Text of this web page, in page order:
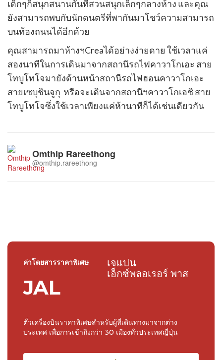
เด็กๆก็สนุกสนานกันที่สวนสนุกเล็กๆกลางห้าง และคุณ
ยังสามารถพบกับนักดนตรีที่พากันมาโชว์ความสามารถ
บนท้องถนนได้อีกด้วย
คุณสามารถมาห้างฯCreaได้อย่างง่ายดาย ใช้เวลาแค่
สองนาทีในการเดินมาจากสถานีรถไฟคาวาโกเอะ สาย
โทบูโทโจมายังด้านหน้าสถานีรถไฟฮอนคาวาโกเอะ
สายเซบุชินจูกุ หรือจะเดินจากสถานีฯคาวาโกเอชิ สาย
โทบูโทโจซึ่งใช้เวลาเพียงแค่ห้านาทีก็ได้เช่นเดียวกัน
Omthip Rareethong
@omthip.rareethong
ค่าโดยสารราคาพิเศษ
JAL
เจแปน
เอ็กซ์พลอเรอร์ พาส
ตั๋วเครื่องบินราคาพิเศษสำหรับผู้ที่เดินทางมาจากต่าง
ประเทศ เพื่อการเข้าถึงกว่า 30 เมืองทั่วประเทศญี่ปุ่น